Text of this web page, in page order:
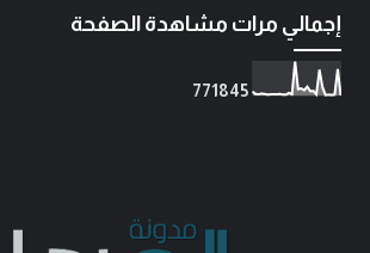
إجمالي مرات مشاهدة الصفحة
771 845